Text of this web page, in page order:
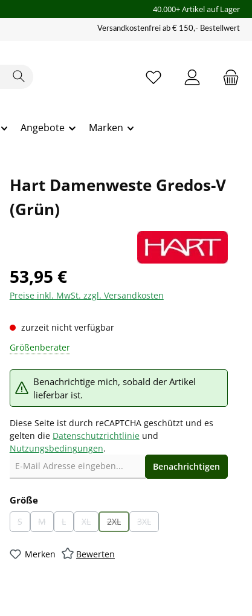
40.000+ Artikel auf Lager
Versandkostenfrei ab € 150,- Bestellwert
Angebote Marken
Hart Damenweste Gredos-V
(Grün)
53,95 €
Preise inkl. MwSt. zzgl. Versandkosten
zurzeit nicht verfügbar
Größenberater
Benachrichtige mich, sobald der Artikel
lieferbar ist.
Diese Seite ist durch reCAPTCHA geschützt und es
gelten die Datenschutzrichtlinieund
Nutzungsbedingungen.
Benachrichtigen
Größeauswählen
S
(Diese Option ist zurzeit nicht verfügbar.)
M
(Diese Option ist zurzeit nicht verfügbar.)
L
(Diese Option ist zurzeit nicht verfügbar.)
XL
(Diese Option ist zurzeit nicht verfügbar.)
2XL
(Diese Option ist zurzeit nicht verfügbar.)
3XL
(Diese Option ist zurzeit nicht
Merken Bewerten